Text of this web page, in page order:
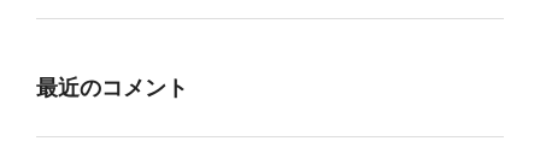
最近のコメント